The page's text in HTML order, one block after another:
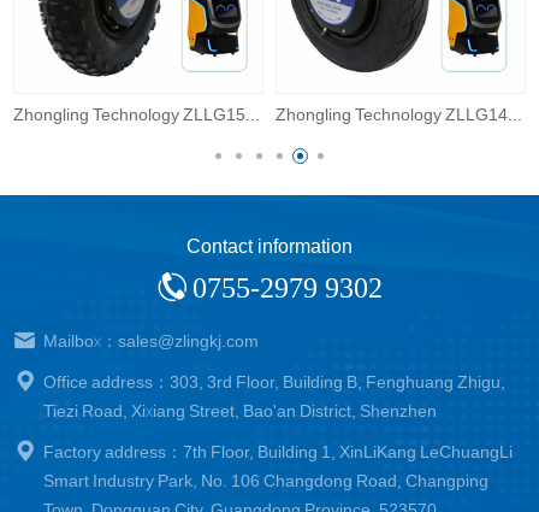
Zhongling Technology ZLLG14ASM800 V2.0 14 inch robot encoder wheel hub motor 中菱科技ZLLG80ASM250-4096 V2.18 8寸4096线伺服轮毂电机驱动器24V直流电机器人AGV编码器
Contact information
0755-2979 9302
Mailbox：sales@zlingkj.com
Office address：303, 3rd Floor, Building B, Fenghuang Zhigu,
Tiezi Road, Xixiang Street, Bao'an District, Shenzhen
Factory address：7th Floor, Building 1, XinLiKang LeChuangLi
Smart Industry Park, No. 106 Changdong Road, Changping